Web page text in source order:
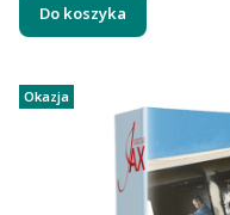
Do koszyka
Okazja